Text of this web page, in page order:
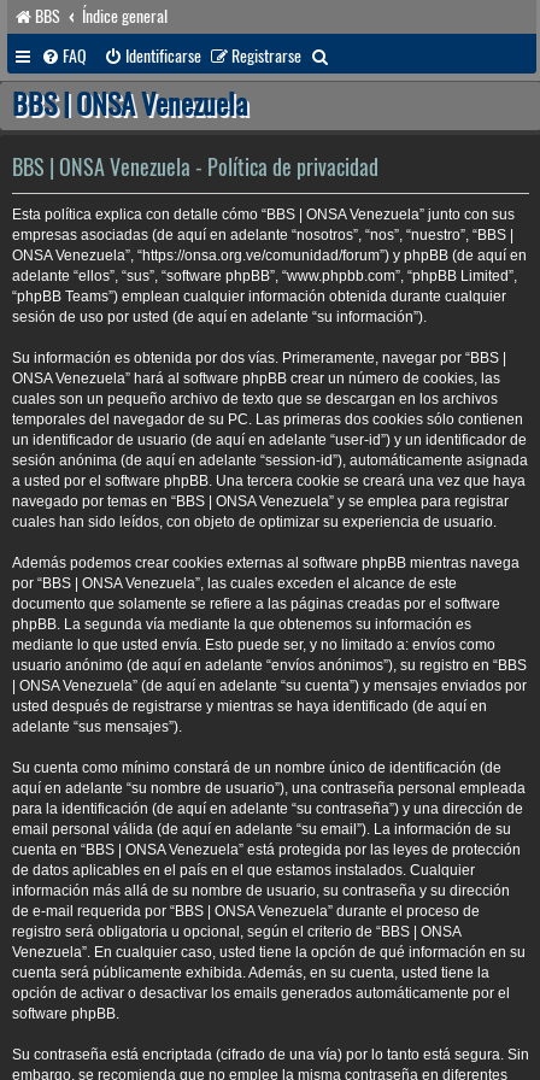
BBS
Índice general
FAQ
Identificarse Registrarse
u
a
r
BBS | ONSA Venezuela
BBS | ONSA Venezuela - Política de privacidad
Esta política explica con detalle cómo “BBS | ONSA Venezuela” junto con sus
empresas asociadas (de aquí en adelante “nosotros”, “nos”, “nuestro”, “BBS |
ONSA Venezuela”, “https://onsa.org.ve/comunidad/forum”) y phpBB (de aquí en
adelante “ellos”, “sus”, “software phpBB”, “www.phpbb.com”, “phpBB Limited”,
“phpBB Teams”) emplean cualquier información obtenida durante cualquier
sesión de uso por usted (de aquí en adelante “su información”).
Su información es obtenida por dos vías. Primeramente, navegar por “BBS |
ONSA Venezuela” hará al software phpBB crear un número de cookies, las
cuales son un pequeño archivo de texto que se descargan en los archivos
temporales del navegador de su PC. Las primeras dos cookies sólo contienen
un identificador de usuario (de aquí en adelante “user-id”) y un identificador de
sesión anónima (de aquí en adelante “session-id”), automáticamente asignada
a usted por el software phpBB. Una tercera cookie se creará una vez que haya
navegado por temas en “BBS | ONSA Venezuela” y se emplea para registrar
cuales han sido leídos, con objeto de optimizar su experiencia de usuario.
Además podemos crear cookies externas al software phpBB mientras navega
por “BBS | ONSA Venezuela”, las cuales exceden el alcance de este
documento que solamente se refiere a las páginas creadas por el software
phpBB. La segunda vía mediante la que obtenemos su información es
mediante lo que usted envía. Esto puede ser, y no limitado a: envíos como
usuario anónimo (de aquí en adelante “envíos anónimos”), su registro en “BBS
| ONSA Venezuela” (de aquí en adelante “su cuenta”) y mensajes enviados por
usted después de registrarse y mientras se haya identificado (de aquí en
adelante “sus mensajes”).
Su cuenta como mínimo constará de un nombre único de identificación (de
aquí en adelante “su nombre de usuario”), una contraseña personal empleada
para la identificación (de aquí en adelante “su contraseña”) y una dirección de
email personal válida (de aquí en adelante “su email”). La información de su
cuenta en “BBS | ONSA Venezuela” está protegida por las leyes de protección
de datos aplicables en el país en el que estamos instalados. Cualquier
información más allá de su nombre de usuario, su contraseña y su dirección
de e-mail requerida por “BBS | ONSA Venezuela” durante el proceso de
registro será obligatoria u opcional, según el criterio de “BBS | ONSA
Venezuela”. En cualquier caso, usted tiene la opción de qué información en su
cuenta será públicamente exhibida. Además, en su cuenta, usted tiene la
opción de activar o desactivar los emails generados automáticamente por el
software phpBB.
Su contraseña está encriptada (cifrado de una vía) por lo tanto está segura. Sin
embargo, se recomienda que no emplee la misma contraseña en diferentes